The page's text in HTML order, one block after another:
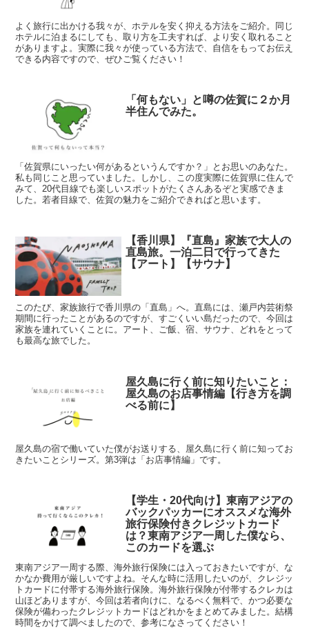
よく旅行に出かける我々が、ホテルを安く抑える方法をご紹介。同じ
ホテルに泊まるにしても、取り方を工夫すれば、より安く取れること
がありますよ。実際に我々が使っている方法で、自信をもってお伝え
できる内容ですので、ぜひご覧ください！
「何もない」と噂の佐賀に２か月
半住んでみた。
「佐賀県にいったい何があるというんですか？」とお思いのあなた。
私も同じこと思っていました。しかし、この度実際に佐賀県に住んで
みて、20代目線でも楽しいスポットがたくさんあるぞと実感できま
した。若者目線で、佐賀の魅力をご紹介できればと思います。
【香川県】『直島』家族で大人の
直島旅。一泊二日で行ってきた
【アート】【サウナ】
このたび、家族旅行で香川県の「直島」へ。直島には、瀬戸内芸術祭
期間に行ったことがあるのですが、すごくいい島だったので、今回は
家族を連れていくことに。アート、ご飯、宿、サウナ、どれをとって
も最高な旅でした。
屋久島に行く前に知りたいこと：
屋久島のお店事情編【行き方を調
べる前に】
屋久島の宿で働いていた僕がお送りする、屋久島に行く前に知ってお
きたいことシリーズ。第3弾は「お店事情編」です。
【学生・20代向け】東南アジアの
バックパッカーにオススメな海外
旅行保険付きクレジットカード
は？東南アジア一周した僕なら、
このカードを選ぶ
東南アジア一周する際、海外旅行保険には入っておきたいですが、な
かなか費用が厳しいですよね。そんな時に活用したいのが、クレジッ
トカードに付帯する海外旅行保険。海外旅行保険が付帯するクレカは
山ほどありますが、今回は若者向けに、なるべく無料で、かつ必要な
保険が備わったクレジットカードはどれかをまとめてみました。結構
時間をかけて調べましたので、参考になさってください！